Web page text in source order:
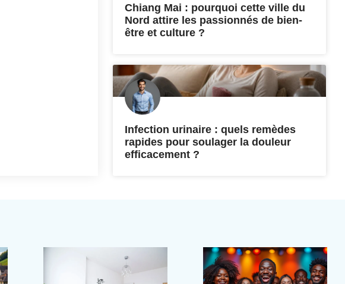
Chiang Mai : pourquoi cette ville du
Nord attire les passionnés de bien-
être et culture ?
Infection urinaire : quels remèdes
rapides pour soulager la douleur
efficacement ?